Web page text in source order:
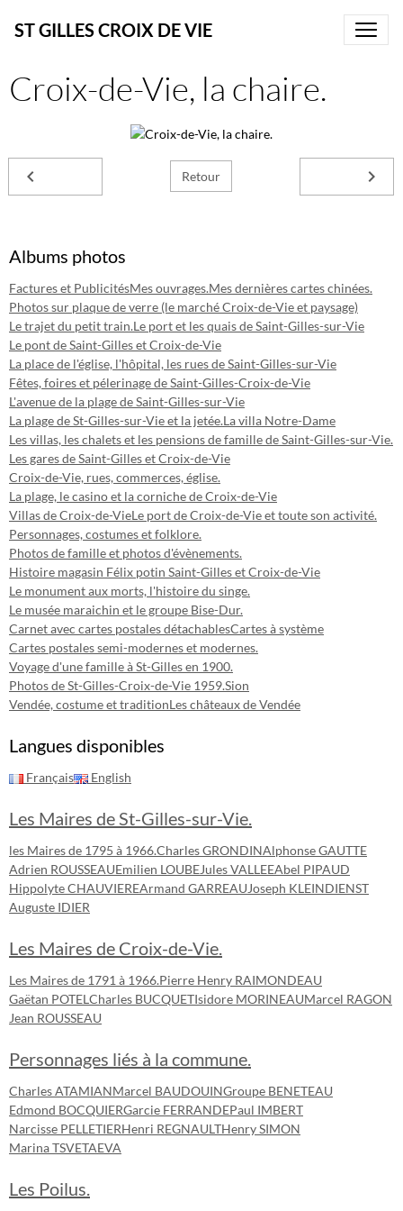
ST GILLES CROIX DE VIE
Croix-de-Vie, la chaire.
Retour
Albums photos
Factures et PublicitésMes ouvrages.Mes dernières cartes chinées.
Photos sur plaque de verre (le marché Croix-de-Vie et paysage)
Le trajet du petit train.Le port et les quais de Saint-Gilles-sur-Vie
Le pont de Saint-Gilles et Croix-de-Vie
La place de l'église, l'hôpital, les rues de Saint-Gilles-sur-Vie
Fêtes, foires et pélerinage de Saint-Gilles-Croix-de-Vie
L'avenue de la plage de Saint-Gilles-sur-Vie
La plage de St-Gilles-sur-Vie et la jetée.La villa Notre-Dame
Les villas, les chalets et les pensions de famille de Saint-Gilles-sur-Vie.
Les gares de Saint-Gilles et Croix-de-Vie
Croix-de-Vie, rues, commerces, église.
La plage, le casino et la corniche de Croix-de-Vie
Villas de Croix-de-VieLe port de Croix-de-Vie et toute son activité.
Personnages, costumes et folklore.
Photos de famille et photos d'évènements.
Histoire magasin Félix potin Saint-Gilles et Croix-de-Vie
Le monument aux morts, l'histoire du singe.
Le musée maraichin et le groupe Bise-Dur.
Carnet avec cartes postales détachablesCartes à système
Cartes postales semi-modernes et modernes.
Voyage d'une famille à St-Gilles en 1900.
Photos de St-Gilles-Croix-de-Vie 1959.Sion
Vendée, costume et traditionLes châteaux de Vendée
Langues disponibles
Français English
Les Maires de St-Gilles-sur-Vie.
les Maires de 1795 à 1966.Charles GRONDINAlphonse GAUTTE
Adrien ROUSSEAUEmilien LOUBEJules VALLEEAbel PIPAUD
Hippolyte CHAUVIEREArmand GARREAUJoseph KLEINDIENST
Auguste IDIER
Les Maires de Croix-de-Vie.
Les Maires de 1791 à 1966.Pierre Henry RAIMONDEAU
Gaëtan POTEL Charles BUCQUETIsidore MORINEAUMarcel RAGON
Jean ROUSSEAU
Personnages liés à la commune.
Charles ATAMIANMarcel BAUDOUINGroupe BENETEAU
Edmond BOCQUIERGarcie FERRANDEPaul IMBERT
Narcisse PELLETIERHenri REGNAULTHenry SIMON
Marina TSVETAEVA
Les Poilus.